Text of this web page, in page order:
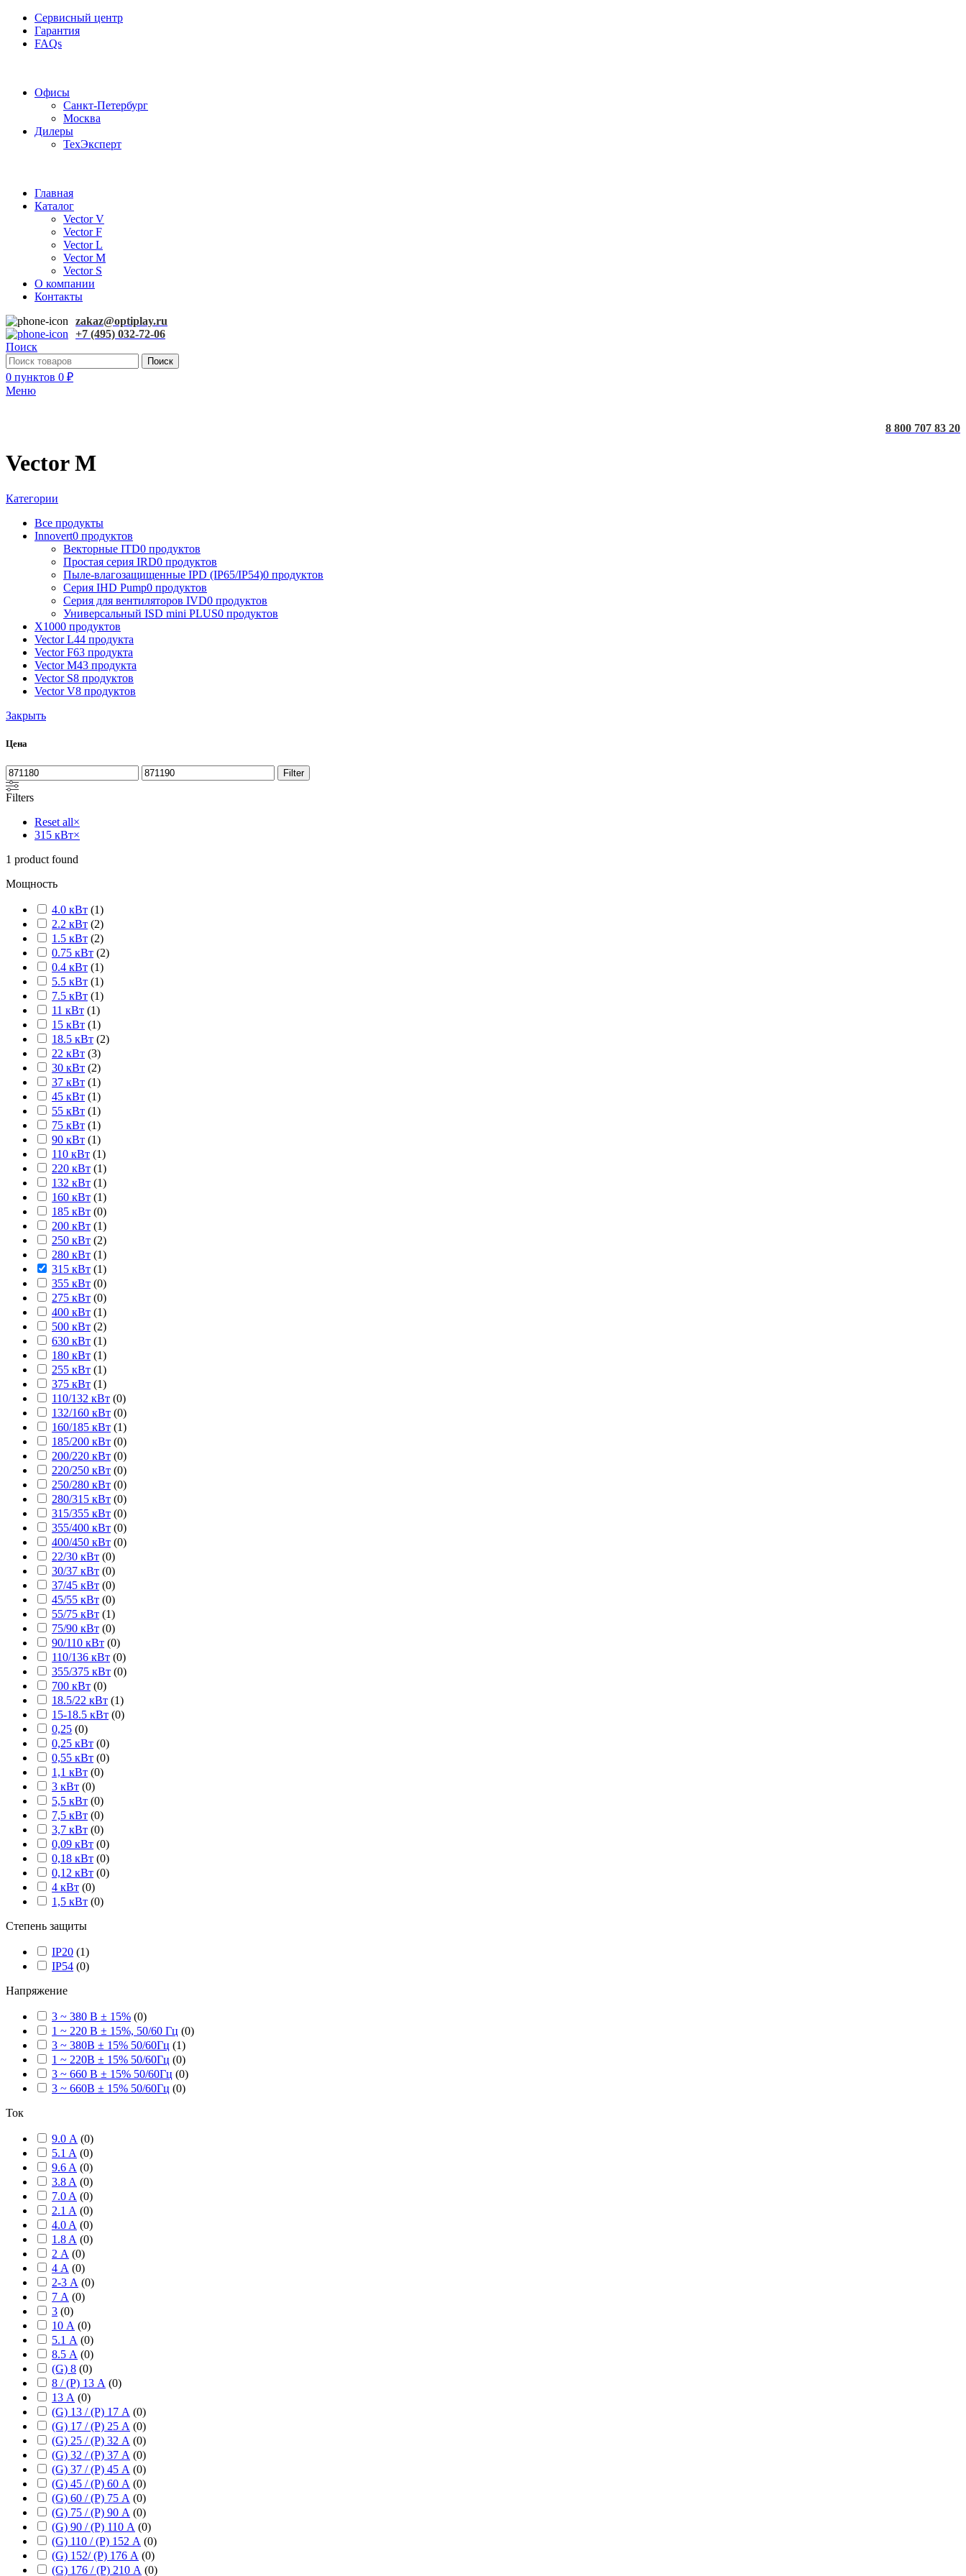
Сервисный центр
Гарантия
FAQs
Офисы
Санкт-Петербург
Москва
Дилеры
ТехЭксперт
Главная
Каталог
Vector V
Vector F
Vector L
Vector M
Vector S
О компании
Контакты
zakaz@optiplay.ru
+7 (495) 032-72-06
Поиск
Поиск
0 пунктов 0 ₽
Меню
8 800 707 83 20
Vector M
Категории
Все продукты
Innovert0 продуктов
Векторные ITD0 продуктов
Простая серия IRD0 продуктов
Пыле-влагозащищенные IPD (IP65/IP54)0 продуктов
Серия IHD Pump0 продуктов
Серия для вентиляторов IVD0 продуктов
Универсальный ISD mini PLUS0 продуктов
X1000 продуктов
Vector L44 продукта
Vector F63 продукта
Vector M43 продукта
Vector S8 продуктов
Vector V8 продуктов
Закрыть
Цена
Filter
Filters
Reset all×
315 кВт×
1 product found
Мощность
4.0 кВт (1)
2.2 кВт (2)
1.5 кВт (2)
0.75 кВт (2)
0.4 кВт (1)
5.5 кВт (1)
7.5 кВт (1)
11 кВт (1)
15 кВт (1)
18.5 кВт (2)
22 кВт (3)
30 кВт (2)
37 кВт (1)
45 кВт (1)
55 кВт (1)
75 кВт (1)
90 кВт (1)
110 кВт (1)
220 кВт (1)
132 кВт (1)
160 кВт (1)
185 кВт (0)
200 кВт (1)
250 кВт (2)
280 кВт (1)
315 кВт (1)
355 кВт (0)
275 кВт (0)
400 кВт (1)
500 кВт (2)
630 кВт (1)
180 кВт (1)
255 кВт (1)
375 кВт (1)
110/132 кВт (0)
132/160 кВт (0)
160/185 кВт (1)
185/200 кВт (0)
200/220 кВт (0)
220/250 кВт (0)
250/280 кВт (0)
280/315 кВт (0)
315/355 кВт (0)
355/400 кВт (0)
400/450 кВт (0)
22/30 кВт (0)
30/37 кВт (0)
37/45 кВт (0)
45/55 кВт (0)
55/75 кВт (1)
75/90 кВт (0)
90/110 кВт (0)
110/136 кВт (0)
355/375 кВт (0)
700 кВт (0)
18.5/22 кВт (1)
15-18.5 кВт (0)
0,25 (0)
0,25 кВт (0)
0,55 кВт (0)
1,1 кВт (0)
3 кВт (0)
5,5 кВт (0)
7,5 кВт (0)
3,7 кВт (0)
0,09 кВт (0)
0,18 кВт (0)
0,12 кВт (0)
4 кВт (0)
1,5 кВт (0)
Степень защиты
IP20 (1)
IP54 (0)
Напряжение
3 ~ 380 В ± 15% (0)
1 ~ 220 В ± 15%, 50/60 Гц (0)
3 ~ 380В ± 15% 50/60Гц (1)
1 ~ 220В ± 15% 50/60Гц (0)
3 ~ 660 В ± 15% 50/60Гц (0)
3 ~ 660В ± 15% 50/60Гц (0)
Ток
9.0 А (0)
5.1 A (0)
9.6 A (0)
3.8 A (0)
7.0 A (0)
2.1 A (0)
4.0 A (0)
1.8 A (0)
2 А (0)
4 А (0)
2-3 А (0)
7 А (0)
3 (0)
10 А (0)
5.1 А (0)
8.5 А (0)
(G) 8 (0)
8 / (P) 13 А (0)
13 А (0)
(G) 13 / (P) 17 А (0)
(G) 17 / (P) 25 А (0)
(G) 25 / (P) 32 А (0)
(G) 32 / (P) 37 А (0)
(G) 37 / (P) 45 А (0)
(G) 45 / (P) 60 А (0)
(G) 60 / (P) 75 А (0)
(G) 75 / (P) 90 А (0)
(G) 90 / (P) 110 А (0)
(G) 110 / (P) 152 А (0)
(G) 152/ (P) 176 А (0)
(G) 176 / (P) 210 А (0)